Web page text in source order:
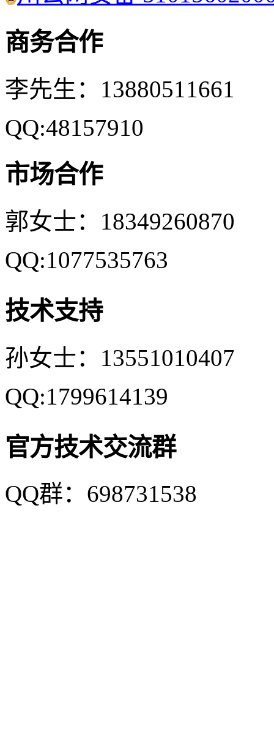
商务合作
李先生：13880511661
QQ:48157910
市场合作
郭女士：18349260870
QQ:1077535763
技术支持
孙女士：13551010407
QQ:1799614139
官方技术交流群
QQ群：698731538